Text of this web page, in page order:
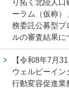
り拓く北陸人口
ーラム（仮称）
務委託公募型プ
ルの審査結果に
【令和8年7月31
ウェルビーイン
行動変容促進業